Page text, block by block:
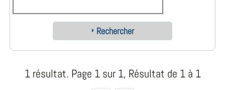
Rechercher
1 résultat. Page 1 sur 1, Résultat de 1 à 1